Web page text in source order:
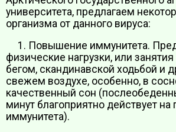
университета, предлагаем
организма от данного вируса:
1. Повышение иммунитета.
физические нагрузки, или
бегом, скандинавской ходьбой и
свежем воздухе, особенно, в
качественный сон
минут благоприятно действует
иммунитета).